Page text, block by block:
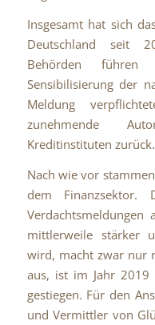
Insgesamt hat sich
Deutschland seit
Behörden
Sensibilisierung der
Meldung
zunehmende
Kreditinstituten zurück.
Nach wie vor
dem Finanzsektor.
Verdachtsmeldungen
mittlerweile stärker
wird, macht zwar nur
aus, ist im Jahr
gestiegen. Für den
und Vermittler von